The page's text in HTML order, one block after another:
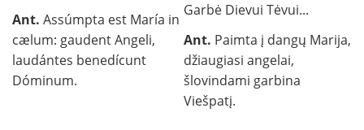
Ant. Assúmpta est María in
cælum: gaudent Angeli,
laudántes benedícunt
Dóminum.
Garbė Dievui Tėvui...
Ant. Paimta į dangų Marija,
džiaugiasi angelai,
šlovindami garbina
Viešpatį.